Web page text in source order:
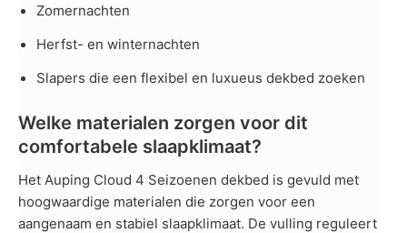
Zomernachten
Herfst- en winternachten
Slapers die een flexibel en luxueus dekbed zoeken
Welke materialen zorgen voor dit
comfortabele slaapklimaat?
Het Auping Cloud 4 Seizoenen dekbed is gevuld met
hoogwaardige materialen die zorgen voor een
aangenaam en stabiel slaapklimaat. De vulling reguleert